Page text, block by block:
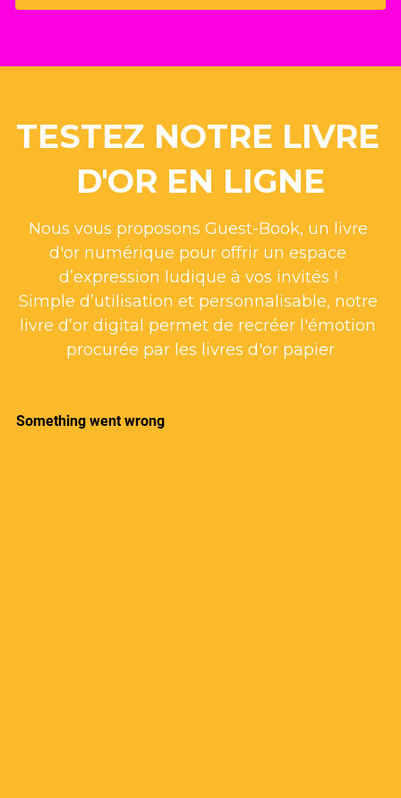
TESTEZ NOTRE LIVRE
D'OR EN LIGNE
Nous vous proposons Guest-Book, un livre
d'or numérique pour offrir un espace
d’expression ludique à vos invités !
Simple d’utilisation et personnalisable, notre
livre d’or digital permet de recréer l'émotion
procurée par les livres d'or papier